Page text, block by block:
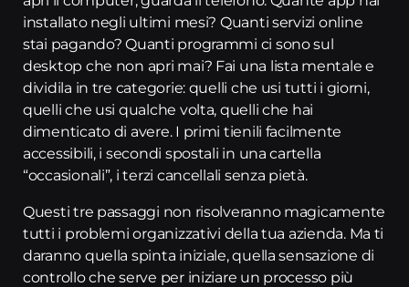
installato negli ultimi mesi? Quanti servizi online
stai pagando? Quanti programmi ci sono sul
desktop che non apri mai? Fai una lista mentale e
dividila in tre categorie: quelli che usi tutti i giorni,
quelli che usi qualche volta, quelli che hai
dimenticato di avere. I primi tienili facilmente
accessibili, i secondi spostali in una cartella
“occasionali”, i terzi cancellali senza pietà.
Questi tre passaggi non risolveranno magicamente
tutti i problemi organizzativi della tua azienda. Ma ti
daranno quella spinta iniziale, quella sensazione di
controllo che serve per iniziare un processo più